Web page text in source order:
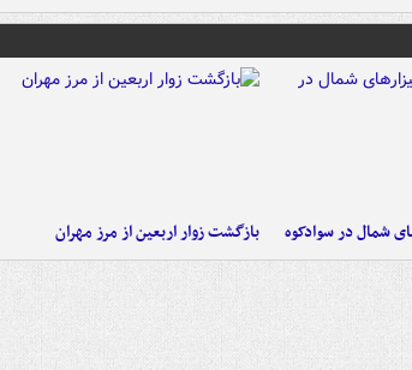
شمال در سوادکوه بازگشت زوار اربعین از مرز مهران